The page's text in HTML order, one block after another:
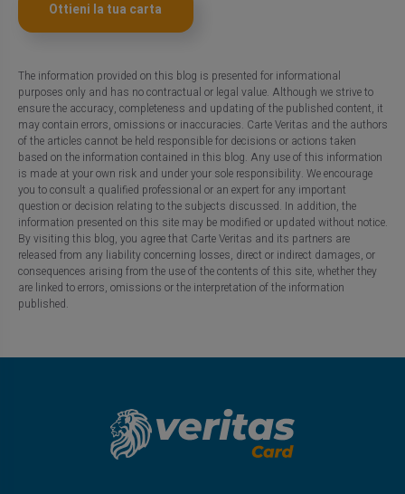
Ottieni la tua carta
The information provided on this blog is presented for informational
purposes only and has no contractual or legal value. Although we strive to
ensure the accuracy, completeness and updating of the published content, it
may contain errors, omissions or inaccuracies. Carte Veritas and the authors
of the articles cannot be held responsible for decisions or actions taken
based on the information contained in this blog. Any use of this information
is made at your own risk and under your sole responsibility. We encourage
you to consult a qualified professional or an expert for any important
question or decision relating to the subjects discussed. In addition, the
information presented on this site may be modified or updated without notice.
By visiting this blog, you agree that Carte Veritas and its partners are
released from any liability concerning losses, direct or indirect damages, or
consequences arising from the use of the contents of this site, whether they
are linked to errors, omissions or the interpretation of the information
published.